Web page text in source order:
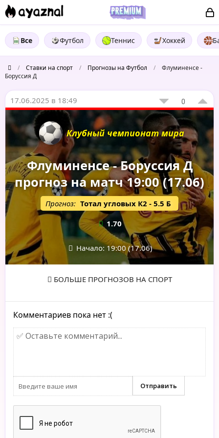
Все Футбол Теннис Хоккей
/ Ставки на спорт / Прогнозы на Футбол /
Флуминенсе -
Боруссия Д
17.06.2025 в 18:49 0
Клубный чемпионат мира
Флуминенсе - Боруссия Д
прогноз на матч 19:00 (17.06)
Прогноз: Тотал угловых К2 - 5.5 Б
1.70
Начало: 19:00 (17.06)
БОЛЬШЕ ПРОГНОЗОВ НА СПОРТ
Комментариев пока нет :(